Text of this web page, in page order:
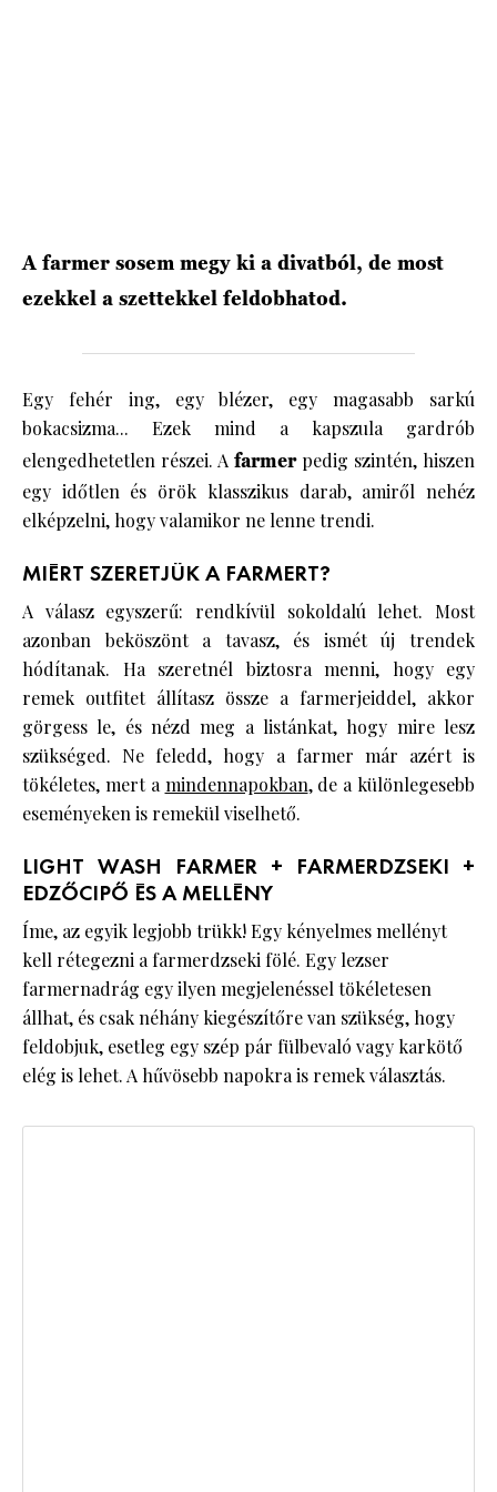
A farmer sosem megy ki a divatból, de most
ezekkel a szettekkel feldobhatod.
Egy fehér ing, egy blézer, egy magasabb sarkú
bokacsizma... Ezek mind a kapszula gardrób
elengedhetetlen részei. A farmerpedig szintén, hiszen
egy időtlen és örök klasszikus darab, amiről nehéz
elképzelni, hogy valamikor ne lenne trendi.
MIÉRT SZERETJÜK A FARMERT?
A válasz egyszerű: rendkívül sokoldalú lehet. Most
azonban beköszönt a tavasz, és ismét új trendek
hódítanak. Ha szeretnél biztosra menni, hogy egy
remek outfitet állítasz össze a farmerjeiddel, akkor
görgess le, és nézd meg a listánkat, hogy mire lesz
szükséged. Ne feledd, hogy a farmer már azért is
tökéletes, mert amindennapokban, de a különlegesebb
eseményeken is remekül viselhető.
LIGHT WASH FARMER + FARMERDZSEKI +
EDZŐCIPŐ ÉS A MELLÉNY
Íme, az egyik legjobb trükk! Egy kényelmes mellényt
kell rétegezni a farmerdzseki fölé. Egy lezser
farmernadrág egy ilyen megjelenéssel tökéletesen
állhat, és csak néhány kiegészítőre van szükség, hogy
feldobjuk, esetleg egy szép pár fülbevaló vagy karkötő
elég is lehet. A hűvösebb napokra is remek választás.